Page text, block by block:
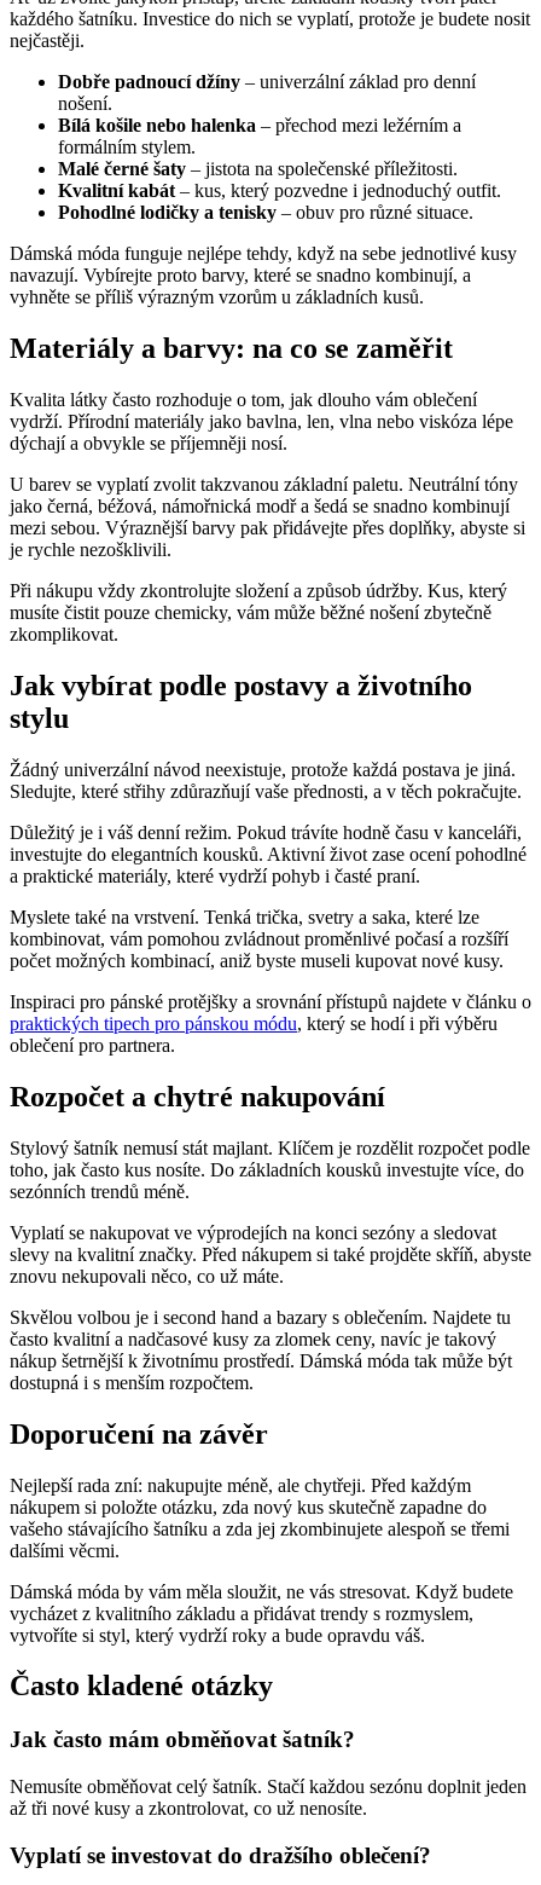
každého šatníku. Investice do nich se vyplatí, protože je budete nosit
nejčastěji.
Dobře padnoucí džíny – univerzální základ pro denní
nošení.
Bílá košile nebo halenka – přechod mezi ležérním a
formálním stylem.
Malé černé šaty – jistota na společenské příležitosti.
Kvalitní kabát – kus, který pozvedne i jednoduchý outfit.
Pohodlné lodičky a tenisky – obuv pro různé situace.
Dámská móda funguje nejlépe tehdy, když na sebe jednotlivé kusy
navazují. Vybírejte proto barvy, které se snadno kombinují, a
vyhněte se příliš výrazným vzorům u základních kusů.
Materiály a barvy: na co se zaměřit
Kvalita látky často rozhoduje o tom, jak dlouho vám oblečení
vydrží. Přírodní materiály jako bavlna, len, vlna nebo viskóza lépe
dýchají a obvykle se příjemněji nosí.
U barev se vyplatí zvolit takzvanou základní paletu. Neutrální tóny
jako černá, béžová, námořnická modř a šedá se snadno kombinují
mezi sebou. Výraznější barvy pak přidávejte přes doplňky, abyste si
je rychle nezošklivili.
Při nákupu vždy zkontrolujte složení a způsob údržby. Kus, který
musíte čistit pouze chemicky, vám může běžné nošení zbytečně
zkomplikovat.
Jak vybírat podle postavy a životního
stylu
Žádný univerzální návod neexistuje, protože každá postava je jiná.
Sledujte, které střihy zdůrazňují vaše přednosti, a v těch pokračujte.
Důležitý je i váš denní režim. Pokud trávíte hodně času v kanceláři,
investujte do elegantních kousků. Aktivní život zase ocení pohodlné
a praktické materiály, které vydrží pohyb i časté praní.
Myslete také na vrstvení. Tenká trička, svetry a saka, které lze
kombinovat, vám pomohou zvládnout proměnlivé počasí a rozšíří
počet možných kombinací, aniž byste museli kupovat nové kusy.
Inspiraci pro pánské protějšky a srovnání přístupů najdete v článku o
praktických tipech pro pánskou módu, který se hodí i při výběru
oblečení pro partnera.
Rozpočet a chytré nakupování
Stylový šatník nemusí stát majlant. Klíčem je rozdělit rozpočet podle
toho, jak často kus nosíte. Do základních kousků investujte více, do
sezónních trendů méně.
Vyplatí se nakupovat ve výprodejích na konci sezóny a sledovat
slevy na kvalitní značky. Před nákupem si také projděte skříň, abyste
znovu nekupovali něco, co už máte.
Skvělou volbou je i second hand a bazary s oblečením. Najdete tu
často kvalitní a nadčasové kusy za zlomek ceny, navíc je takový
nákup šetrnější k životnímu prostředí. Dámská móda tak může být
dostupná i s menším rozpočtem.
Doporučení na závěr
Nejlepší rada zní: nakupujte méně, ale chytřeji. Před každým
nákupem si položte otázku, zda nový kus skutečně zapadne do
vašeho stávajícího šatníku a zda jej zkombinujete alespoň se třemi
dalšími věcmi.
Dámská móda by vám měla sloužit, ne vás stresovat. Když budete
vycházet z kvalitního základu a přidávat trendy s rozmyslem,
vytvoříte si styl, který vydrží roky a bude opravdu váš.
Často kladené otázky
Jak často mám obměňovat šatník?
Nemusíte obměňovat celý šatník. Stačí každou sezónu doplnit jeden
až tři nové kusy a zkontrolovat, co už nenosíte.
Vyplatí se investovat do dražšího oblečení?